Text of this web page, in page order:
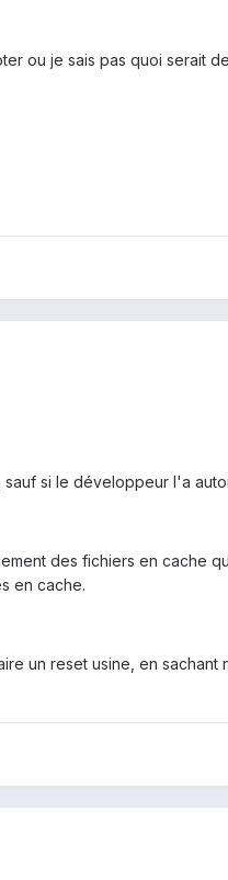
ou je sais pas quoi serait
si le développeur l'a
des fichiers en cache
en cache.
un reset usine, en sachant